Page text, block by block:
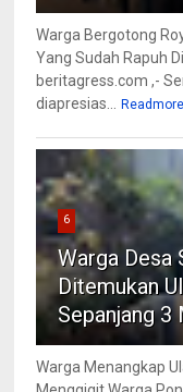
Warga Bergotong
Yang Sudah Rapuh
beritagress.com ,-
diapresias... Readmore
6
Warga Desa
Ditemukan
Sepanjang 3
Warga Menangkap